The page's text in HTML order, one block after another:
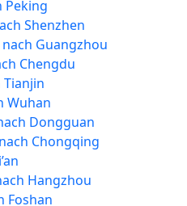
Peking
Shenzhen
Guangzhou
Chengdu
Wuhan
Dongguan
Chongqing
Hangzhou
Foshan